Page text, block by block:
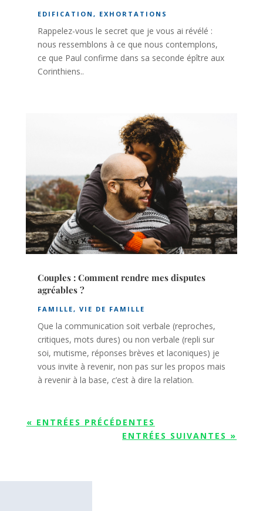
EDIFICATION , EXHORTATIONS
Rappelez-vous le secret que je vous ai révélé :
nous ressemblons à ce que nous contemplons,
ce que Paul confirme dans sa seconde épître aux
Corinthiens..
Couples : Comment rendre mes disputes
agréables ?
FAMILLE, VIE DE FAMILLE
Que la communication soit verbale (reproches,
critiques, mots dures) ou non verbale (repli sur
soi, mutisme, réponses brèves et laconiques) je
vous invite à revenir, non pas sur les propos mais
à revenir à la base, c’est à dire la relation.
« ENTRÉES PRÉCÉDENTES
ENTRÉES SUIVANTES »